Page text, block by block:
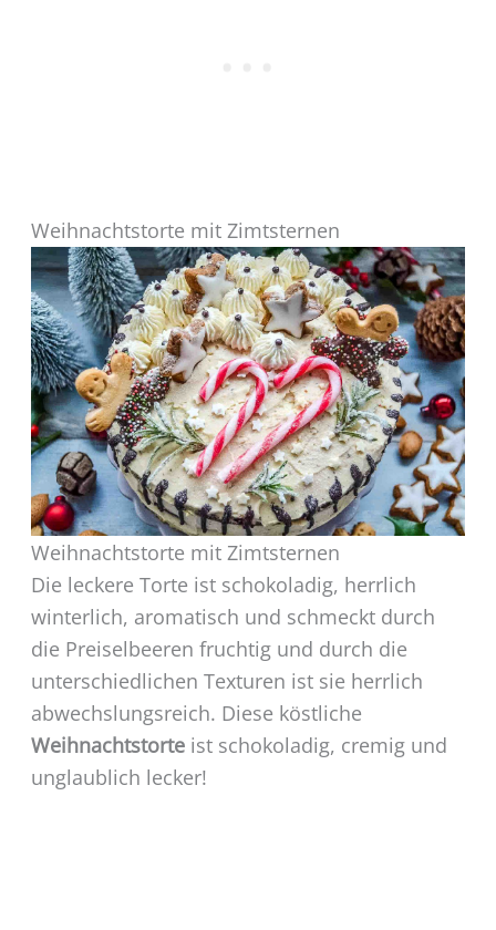
Weihnachtstorte mit Zimtsternen
Weihnachtstorte mit Zimtsternen
Die leckere Torte ist schokoladig, herrlich
winterlich, aromatisch und schmeckt durch
die Preiselbeeren fruchtig und durch die
unterschiedlichen Texturen ist sie herrlich
abwechslungsreich. Diese köstliche
Weihnachtstorte ist schokoladig, cremig und
unglaublich lecker!